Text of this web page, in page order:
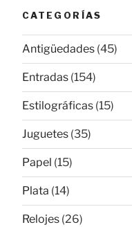
CATEGORÍAS
Antigüedades (45)
Entradas (154)
Estilográficas (15)
Juguetes (35)
Papel (15)
Plata (14)
Relojes (26)